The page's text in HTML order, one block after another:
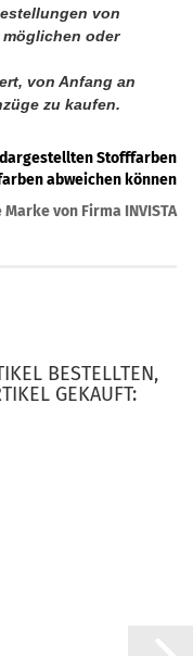
von
oder
von Anfang an
zu kaufen.
Stofffarben
abweichen können
von Firma INVISTA
BESTELLTEN,
GEKAUFT: